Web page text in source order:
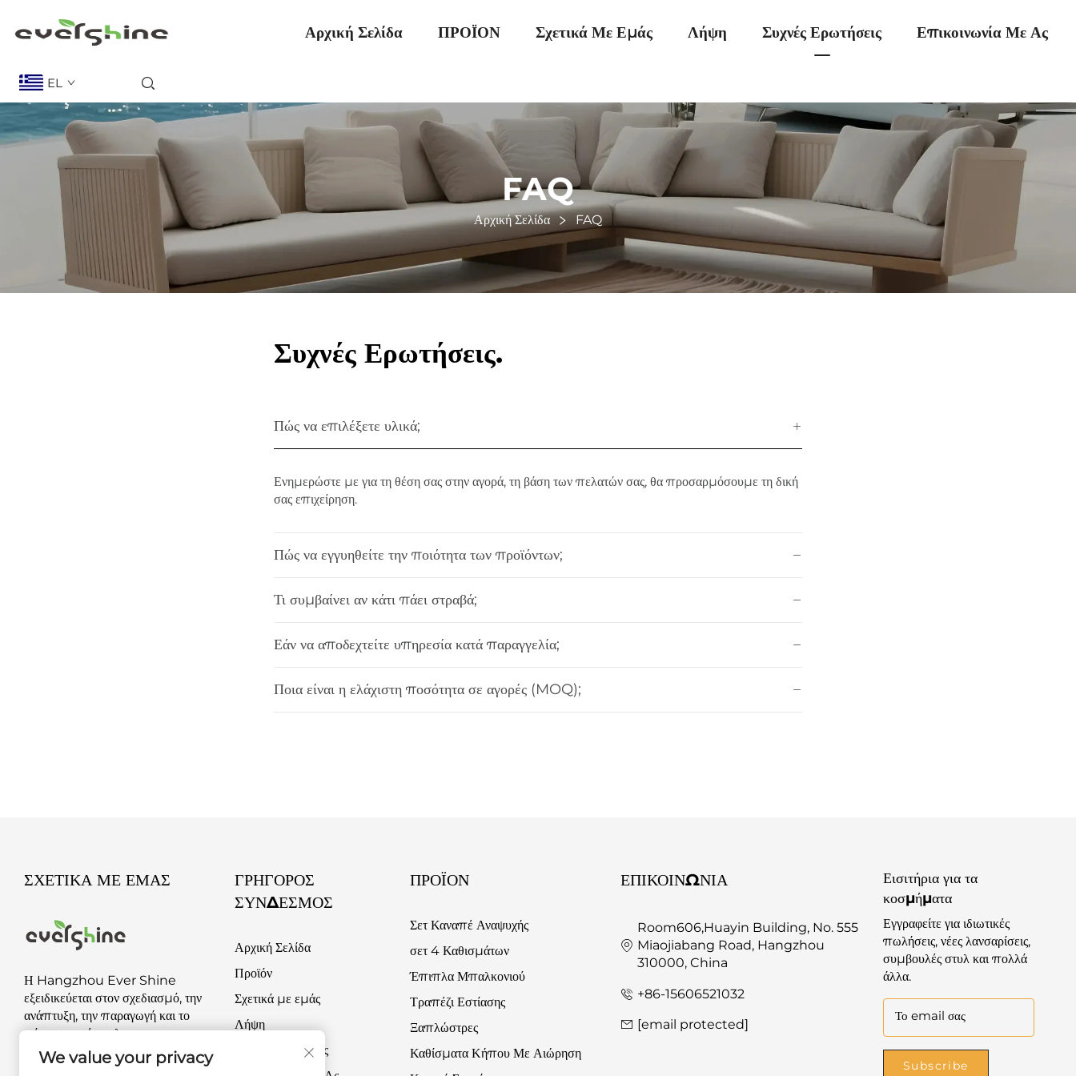
Αρχική Σελίδα ΠΡΟΪΌΝ Σχετικά Με Εμάς Λήψη Συχνές Ερωτήσεις Επικοινωνία Με Ας
EL
FAQ
Αρχική Σελίδα FAQ
Συχνές Ερωτήσεις.
Πώς να επιλέξετε υλικά;
Ενημερώστε με για τη θέση σας στην αγορά, τη βάση των πελατών σας, θα προσαρμόσουμε τη δική
σας επιχείρηση.
Πώς να εγγυηθείτε την ποιότητα των προϊόντων;
Τι συμβαίνει αν κάτι πάει στραβά;
Εάν να αποδεχτείτε υπηρεσία κατά παραγγελία;
Ποια είναι η ελάχιστη ποσότητα σε αγορές (MOQ);
ΣΧΕΤΙΚΆ ΜΕ ΕΜΆΣ
Η Hangzhou Ever Shine
εξειδικεύεται στον σχεδιασμό, την
ανάπτυξη, την παραγωγή και το
μάρκετινγκ έπιπλων και
προϊόντων εξωτερικής
διακόσμησης και αναψυχής.
ΓΡΉΓΟΡΟΣ
ΣΎΝΔΕΣΜΟΣ
Αρχική Σελίδα
Προϊόν
Σχετικά με εμάς
Λήψη
Συχνές Ερωτήσεις
ΠΡΟΪΌΝ
Σετ Καναπέ Αναψυχής
σετ 4 Καθισμάτων
Έπιπλα Μπαλκονιού
Τραπέζι Εστίασης
Ξαπλώστρες
Καθίσματα Κήπου Με Αιώρηση
ΕΠΙΚΟΙΝΩΝΊΑ
Room606,Huayin Building, No. 555
Miaojiabang Road, Hangzhou
310000, China
+86-15606521032
[email protected]
Εισιτήρια για τα
κοσμήματα
Εγγραφείτε για ιδιωτικές
πωλήσεις, νέες λανσαρίσεις,
συμβουλές στυλ και πολλά
άλλα.
Το email σας
Subscribe
We value your privacy